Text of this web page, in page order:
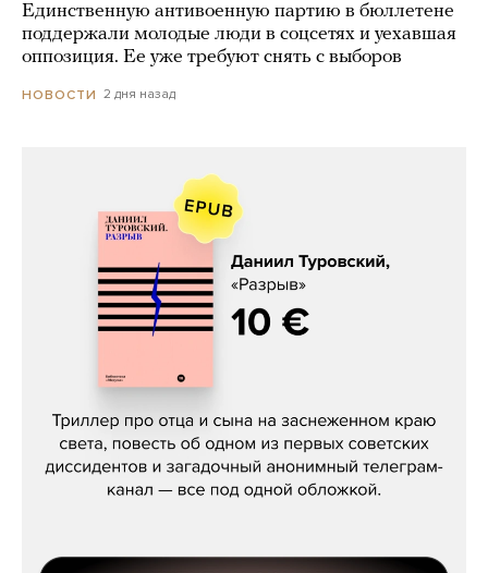
Единственную антивоенную партию в бюллетене
поддержали молодые люди в соцсетях и уехавшая
оппозиция. Ее уже требуют снять с выборов
НОВОСТИ 2 дня назад
Даниил Туровский, «Разрыв»